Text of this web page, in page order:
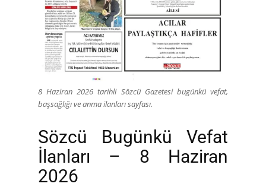
8 Haziran 2026 tarihli Sözcü Gazetesi bugünkü vefat,
başsağlığı ve anma ilanları sayfası.
Sözcü Bugünkü Vefat
İlanları – 8 Haziran
2026